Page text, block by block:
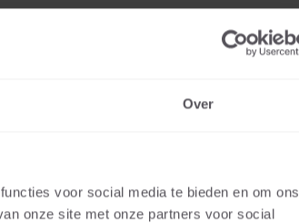
Over
voor social media te bieden en om ons
onze site met onze partners voor social